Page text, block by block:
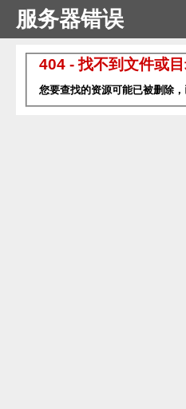
服务器错误
404 - 找不到文件或目
您要查找的资源可能已被删除